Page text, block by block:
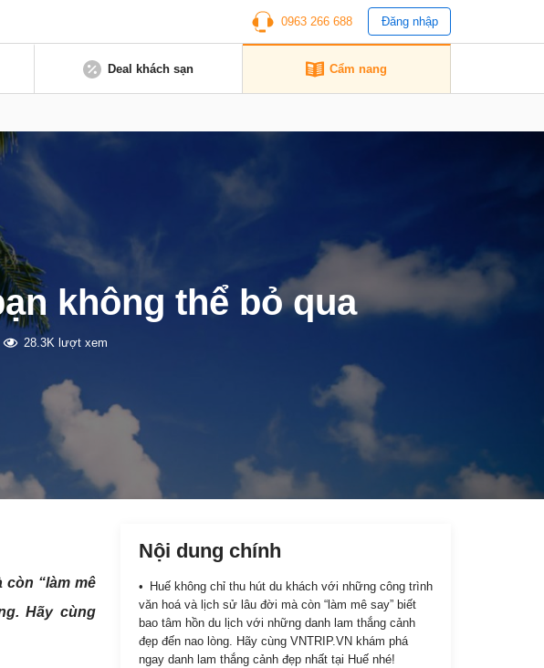
0963 266 688 Đăng nhập
Deal khách sạn Cẩm nang
không thể bỏ qua
28.3K lượt xem
“làm mê
Hãy cùng
Nội dung chính
Huế không chỉ thu hút du khách với những công trình
văn hoá và lịch sử lâu đời mà còn “làm mê say” biết
bao tâm hồn du lịch với những danh lam thắng cảnh
đẹp đến nao lòng. Hãy cùng VNTRIP.VN khám phá
ngay danh lam thắng cảnh đẹp nhất tại Huế nhé!